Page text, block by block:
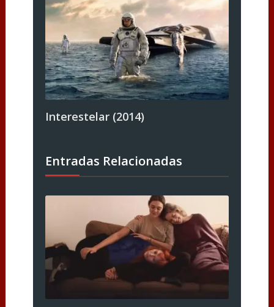
Interestelar (2014)
Entradas Relacionadas